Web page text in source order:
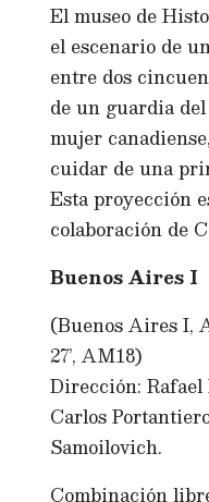
El museo de
el escenario de
entre dos
de un guardia
mujer
cuidar de una
Esta proyección
colaboración de
Buenos Aires I
(Buenos Aires I,
27’, AM18)
Dirección:
Carlos
Samoilovich.
Combinación